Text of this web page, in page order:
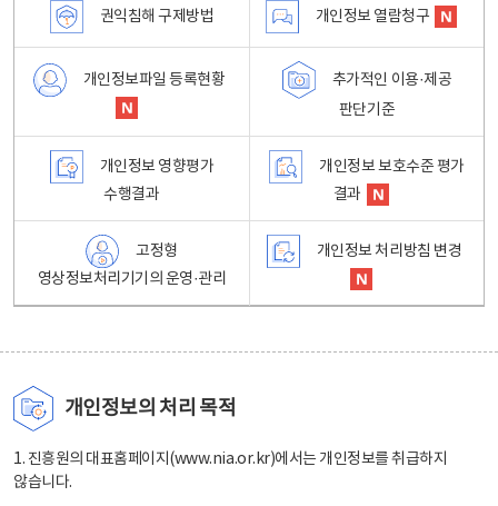
권익침해 구제방법 개인정보 열람청구
개인정보파일 등록현황
추가적인 이용·제공
판단기준
개인정보 영향평가
수행결과
개인정보 보호수준 평가
결과
고정형
영상정보처리기기의 운영·관리
개인정보 처리방침 변경
개인정보의 처리 목적
1. 진흥원의 대표홈페이지(www.nia.or.kr)에서는 개인정보를 취급하지
않습니다.